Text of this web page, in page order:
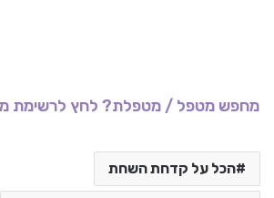
מחפש מטפל / מטפלת? לחץ לרשימת
הכל על קדחת השחת